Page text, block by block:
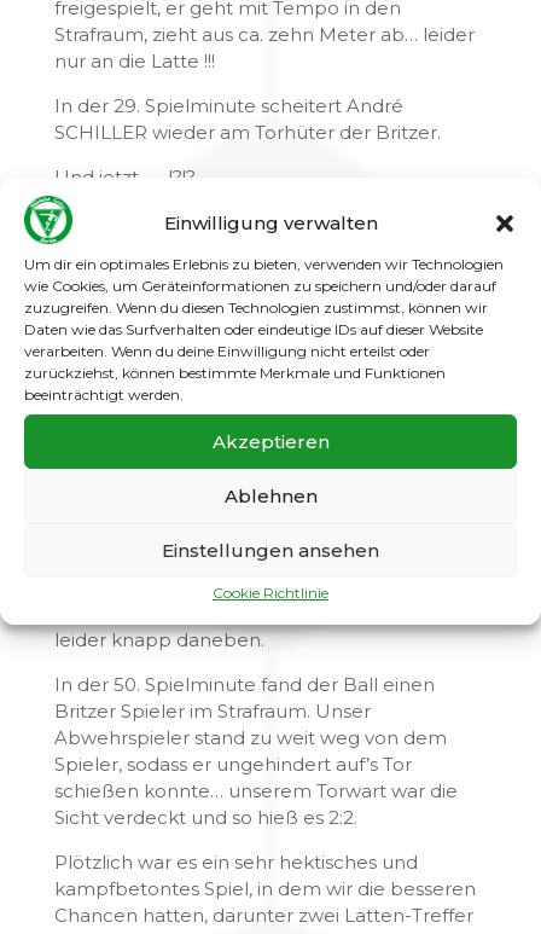
Einwilligung verwalten
Um dir ein optimales Erlebnis zu bieten, verwenden wir Technologien
wie Cookies, um Geräteinformationen zu speichern und/oder darauf
zuzugreifen. Wenn du diesen Technologien zustimmst, können wir
Daten wie das Surfverhalten oder eindeutige IDs auf dieser Website
verarbeiten. Wenn du deine Einwilligung nicht erteilst oder
zurückziehst, können bestimmte Merkmale und Funktionen
beeinträchtigt werden.
Akzeptieren
Ablehnen
Einstellungen ansehen
Cookie Richtlinie
freigespielt, er geht mit Tempo in den
Strafraum, zieht aus ca. zehn Meter ab… leider
nur an die Latte !!!
In der 29. Spielminute scheitert André
SCHILLER wieder am Torhüter der Britzer.
Und jetzt…….!?!?
Na klar… in der 32. Spielminute erzielen die
Gäste plötzlich den Ausgleich zum 1:1.
Jetzt war es ein sehr kampfbetontes Spiel und
keiner der beiden Mannschaften wollte hier als
Verlierer vom Platz gehen.
In der 45. Spielminute wird Ramy RAYCHOUNI
auf der rechten Außenbahn angespielt, der
macht sich auf in Richtung gegnerischen
Strafraum und hebt den Ball über den Britzer
Torhüter ins Netz… 2:1 SCG !!!
Nach der Halbzeit hatten wir gleich eine gute
leider knapp daneben.
In der 50. Spielminute fand der Ball einen
Britzer Spieler im Strafraum. Unser
Abwehrspieler stand zu weit weg von dem
Spieler, sodass er ungehindert auf’s Tor
schießen konnte… unserem Torwart war die
Sicht verdeckt und so hieß es 2:2.
Plötzlich war es ein sehr hektisches und
kampfbetontes Spiel, in dem wir die besseren
Chancen hatten, darunter zwei Latten-Treffer